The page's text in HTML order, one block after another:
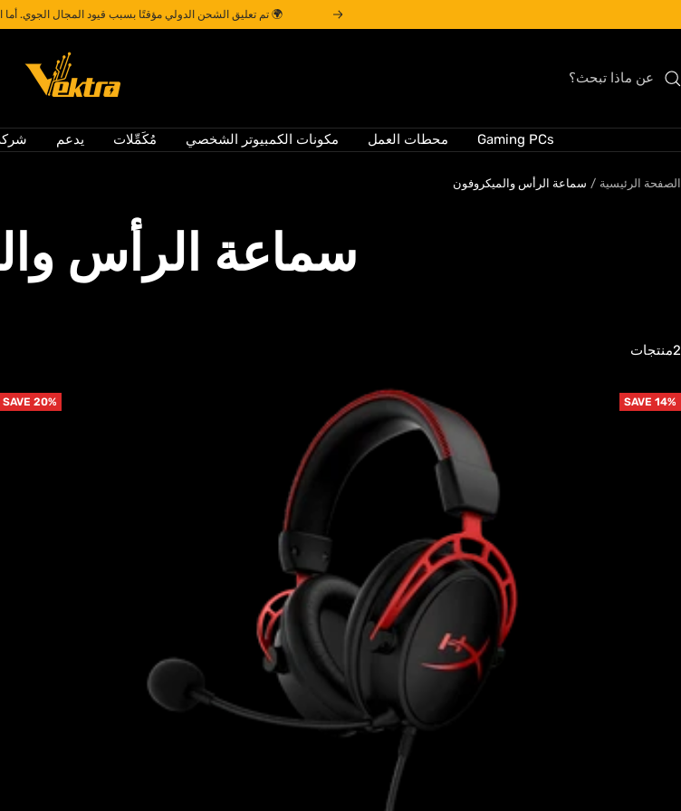
إلى
السابق 🎉 AED 50 OFF Your First Order | Use Code: WELCOME50
Computers
Gaming PCs محطات العمل مكونات الكمبيوتر الشخصي مُكَمِّلات يدعم
الصفحة الرئيسية سماعة الرأس والميكروفون
سماعة الرأس
2منتجات
SAVE 14%
SAVE 20%